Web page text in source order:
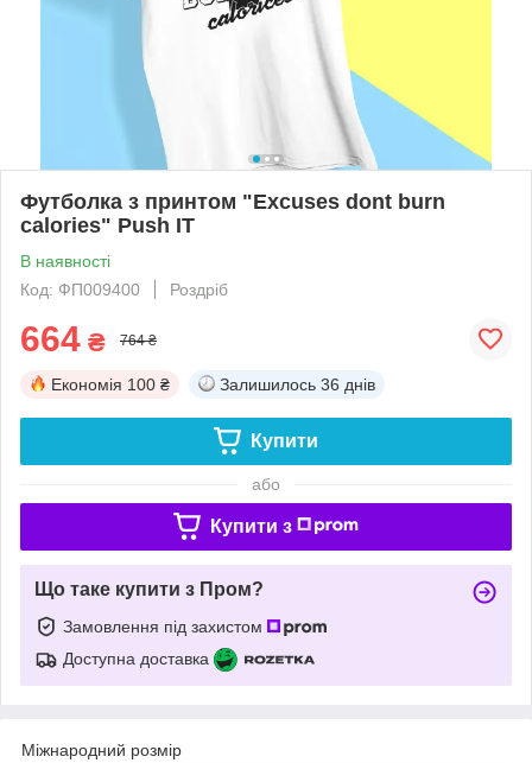
Футболка з принтом "Excuses dont burn
calories" Push IT
В наявності
Код: ФП009400
Роздріб
664 ₴ 764 ₴
Економія 100 ₴ Залишилось 36 днів
Купити
або
Купити з
Що таке купити з Пром?
Замовлення під захистом
Доступна доставка
Міжнародний розмір